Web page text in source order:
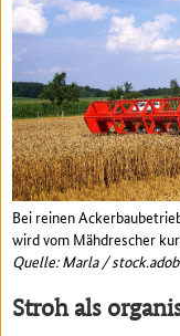
Bei reinen
wird vom Mähdrescher
Quelle: Marla /
Stroh als